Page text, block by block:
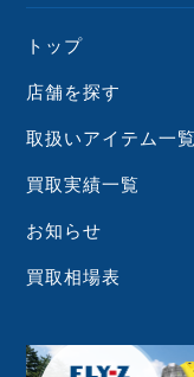
トップ
店舗を探す
取扱いアイテム一覧
買取実績一覧
お知らせ
買取相場表